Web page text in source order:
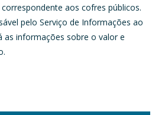
aos cofres públicos.
pelo Serviço de Informações ao
as informações sobre o valor e